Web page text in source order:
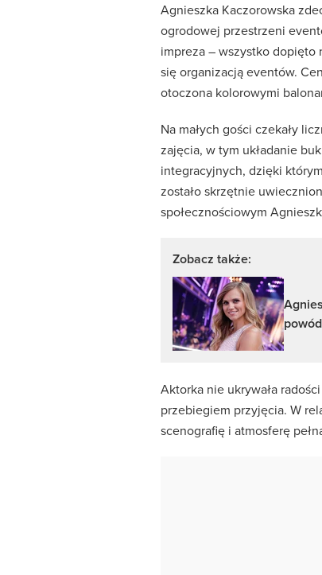
Agnieszka Kaczorowska
ogrodowej przestrzeni
impreza – wszystko dopięto
się organizacją eventów.
otoczona kolorowymi
Na małych gości czekały
zajęcia, w tym układanie
integracyjnych, dzięki
zostało skrzętnie
społecznościowym
Zobacz także:
Aktorka nie ukrywała
przebiegiem przyjęcia. W
scenografię i atmosferę